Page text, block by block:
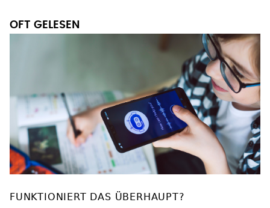
OFT GELESEN
FUNKTIONIERT DAS ÜBERHAUPT?